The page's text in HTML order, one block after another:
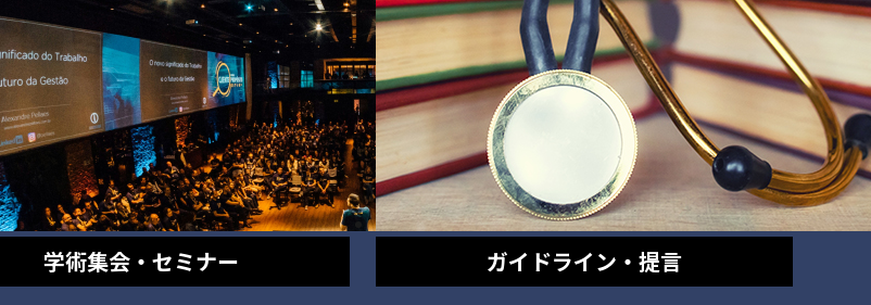
学術集会・セミナー ガイドライン・提言